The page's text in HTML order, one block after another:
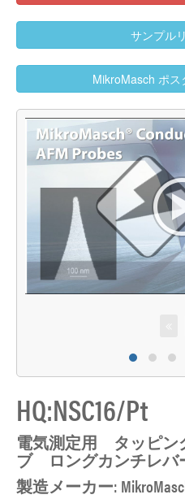
サンプル
MikroMasch ポ
HQ:NSC16/Pt
電気測定用 タッピン
ブ ロングカンチレバ
製造メーカー: